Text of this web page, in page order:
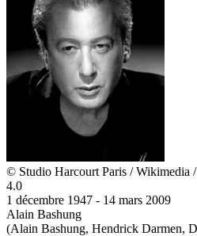
© Studio Harcourt Paris / Wikimedia
4.0
1 décembre 1947 - 14 mars 2009
Alain Bashung
(Alain Bashung, Hendrick Darmen,